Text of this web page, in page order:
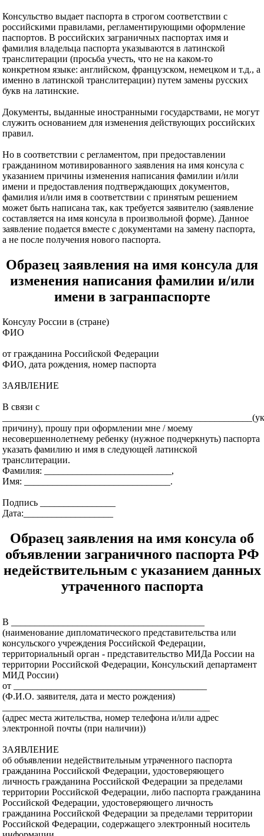
Консульство выдает паспорта в строгом соответствии с
российскими правилами, регламентирующими оформление
паспортов. В российских заграничных паспортах имя и
фамилия владельца паспорта указываются в латинской
транслитерации (просьба учесть, что не на каком-то
конкретном языке: английском, французском, немецком и т.д., а
именно в латинской транслитерации) путем замены русских
букв на латинские.
Документы, выданные иностранными государствами, не могут
служить основанием для изменения действующих российских
правил.
Но в соответствии с регламентом, при предоставлении
гражданином мотивированного заявления на имя консула с
указанием причины изменения написания фамилии и/или
имени и предоставления подтверждающих документов,
фамилия и/или имя в соответствии с принятым решением
может быть написана так, как требуется заявителю (заявление
составляется на имя консула в произвольной форме). Данное
заявление подается вместе с документами на замену паспорта,
а не после получения нового паспорта.
Образец заявления на имя консула для
изменения написания фамилии и/или
имени в загранпаспорте
Консулу России в (стране)
ФИО
от гражданина Российской Федерации
ФИО, дата рождения, номер паспорта
ЗАЯВЛЕНИЕ
В связи с
причину), прошу при оформлении мне / моему
несовершеннолетнему ребенку (нужное подчеркнуть) паспорта
указать фамилию и имя в следующей латинской
транслитерации.
Фамилия: ___________________________,
Имя: _______________________________.
Подпись ________________
Дата:___________________
Образец заявления на имя консула об
объявлении заграничного паспорта РФ
недействительным с указанием данных
утраченного паспорта
В _________________________________________
(наименование дипломатического представительства или
консульского учреждения Российской Федерации,
территориальный орган - представительство МИДа России на
территории Российской Федерации, Консульский департамент
МИД России)
от _________________________________________
(Ф.И.О. заявителя, дата и место рождения)
(адрес места жительства, номер телефона и/или адрес
электронной почты (при наличии))
ЗАЯВЛЕНИЕ
об объявлении недействительным утраченного паспорта
гражданина Российской Федерации, удостоверяющего
личность гражданина Российской Федерации за пределами
территории Российской Федерации, либо паспорта гражданина
Российской Федерации, удостоверяющего личность
гражданина Российской Федерации за пределами территории
Российской Федерации, содержащего электронный носитель